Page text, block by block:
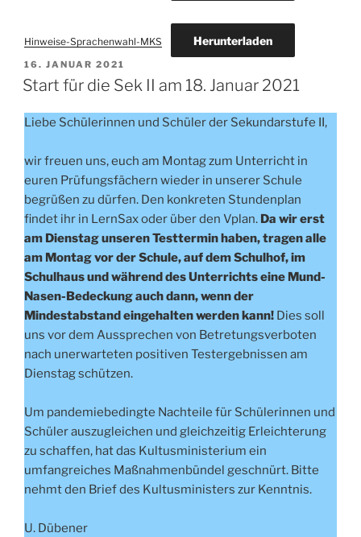
Hinweise-Sprachenwahl-MKS Herunterladen
VERÖFFENTLICHT
AM
16. JANUAR 2021
Start für die Sek II am 18. Januar 2021
Liebe Schülerinnen und Schüler der Sekundarstufe II,
wir freuen uns, euch am Montag zum Unterricht in
euren Prüfungsfächern wieder in unserer Schule
begrüßen zu dürfen. Den konkreten Stundenplan
findet ihr in LernSax oder über den Vplan. Da wir erst
am Dienstag unseren Testtermin haben, tragen alle
am Montag vor der Schule, auf dem Schulhof, im
Schulhaus und während des Unterrichts eine Mund-
Nasen-Bedeckung auch dann, wenn der
Mindestabstand eingehalten werden kann! Dies soll
uns vor dem Aussprechen von Betretungsverboten
nach unerwarteten positiven Testergebnissen am
Dienstag schützen.
Um pandemiebedingte Nachteile für Schülerinnen und
Schüler auszugleichen und gleichzeitig Erleichterung
zu schaffen, hat das Kultusministerium ein
umfangreiches Maßnahmenbündel geschnürt. Bitte
nehmt den Brief des Kultusministers zur Kenntnis.
U. Dübener